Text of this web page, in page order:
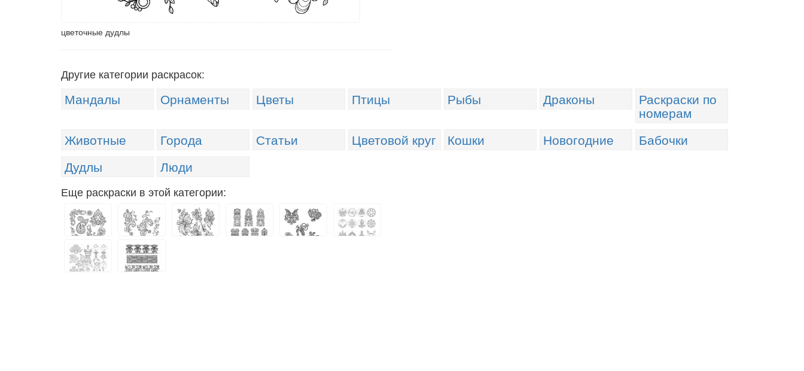
цветочные дудлы
Другие категории раскрасок:
Мандалы Орнаменты Цветы Птицы Рыбы Драконы Раскраски по
номерам
Животные
Города Статьи Цветовой круг Кошки Новогодние
Бабочки
Дудлы
Люди
Еще раскраски в этой категории: